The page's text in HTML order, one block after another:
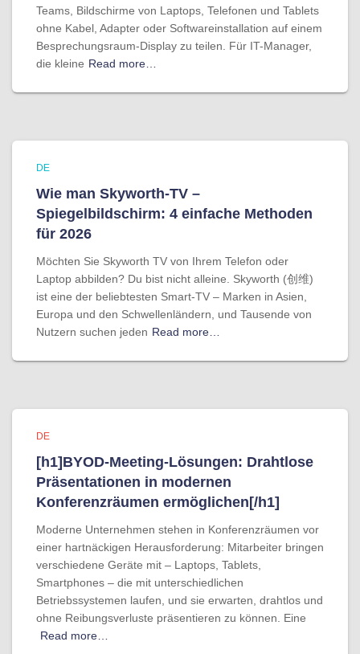
Teams, Bildschirme von Laptops, Telefonen und Tablets
ohne Kabel, Adapter oder Softwareinstallation auf einem
Besprechungsraum-Display zu teilen. Für IT-Manager,
die kleine Read more…
DE
Wie man Skyworth-TV –
Spiegelbildschirm: 4 einfache Methoden
für 2026
Möchten Sie Skyworth TV von Ihrem Telefon oder
Laptop abbilden? Du bist nicht alleine. Skyworth (创维)
ist eine der beliebtesten Smart-TV – Marken in Asien,
Europa und den Schwellenländern, und Tausende von
Nutzern suchen jeden Read more…
DE
[h1]BYOD-Meeting-Lösungen: Drahtlose
Präsentationen in modernen
Konferenzräumen ermöglichen[/h1]
Moderne Unternehmen stehen in Konferenzräumen vor
einer hartnäckigen Herausforderung: Mitarbeiter bringen
verschiedene Geräte mit – Laptops, Tablets,
Smartphones – die mit unterschiedlichen
Betriebssystemen laufen, und sie erwarten, drahtlos und
ohne Reibungsverluste präsentieren zu können. Eine
Read more…